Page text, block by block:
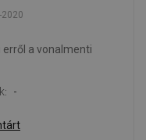
2020
a vonalmenti
-